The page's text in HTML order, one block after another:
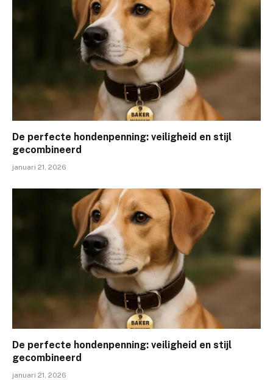
De perfecte hondenpenning: veiligheid en stijl
gecombineerd
januari 21, 2026
De perfecte hondenpenning: veiligheid en stijl
gecombineerd
januari 21, 2026